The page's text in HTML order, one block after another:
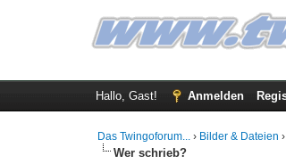
Hallo, Gast! Anmelden
Das Twingoforum... › Bilder & Dateien ›
Wer schrieb?